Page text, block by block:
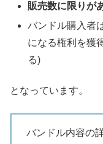
販売数に限りが
バンドル購入者
になる権利を獲
る)
となっています。
バンドル内容の